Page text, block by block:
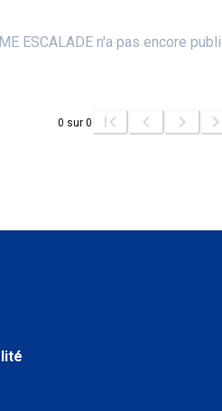
ESCALADE n'a pas encore
0 sur 0